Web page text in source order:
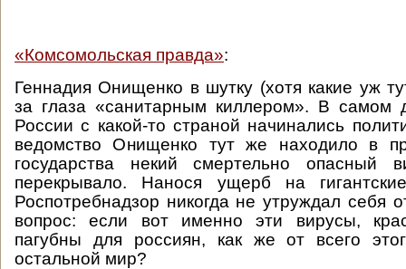
«Комсомольская правда»:
Геннадия Онищенко в шутку (хотя какие уж
за глаза «санитарным киллером». В самом
России с какой-то страной начинались
ведомство Онищенко тут же находило в
государства некий смертельно опасный
перекрывало. Нанося ущерб на
Роспотребнадзор никогда не утруждал себя
вопрос: если вот именно эти вирусы,
пагубны для россиян, как же от всего
остальной мир?